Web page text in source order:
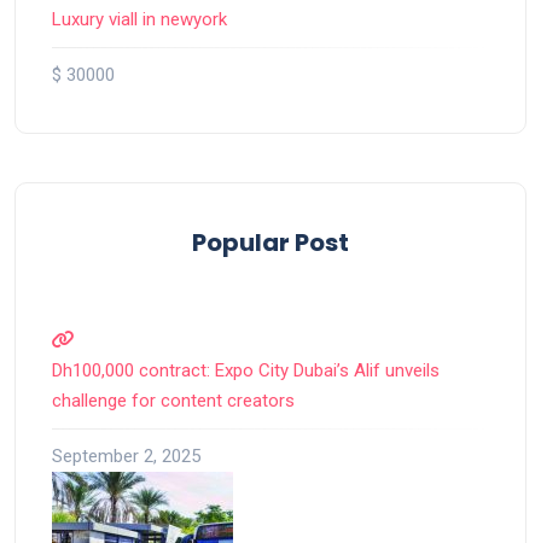
Luxury viall in newyork
$ 30000
Popular Post
Dh100,000 contract: Expo City Dubai’s Alif unveils
challenge for content creators
September 2, 2025